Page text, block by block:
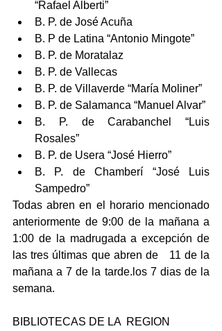
“Rafael Alberti”
B. P. de José Acuña
B. P de Latina “Antonio Mingote”
B. P. de Moratalaz
B. P. de Vallecas
B. P. de Villaverde “María Moliner”
B. P. de Carabanchel “Luis
Rosales”
B. P. de Usera “José Hierro”
B. P. de Chamberí “José Luis
Sampedro”
Todas abren en el horario mencionado
anteriormente de 9:00 de la mañana a
1:00 de la madrugada a excepción de
las tres últimas que abren de   11 de la
mañana a 7 de la tarde.los 7 dias de la
semana.
BIBLIOTECAS DE LA  REGION